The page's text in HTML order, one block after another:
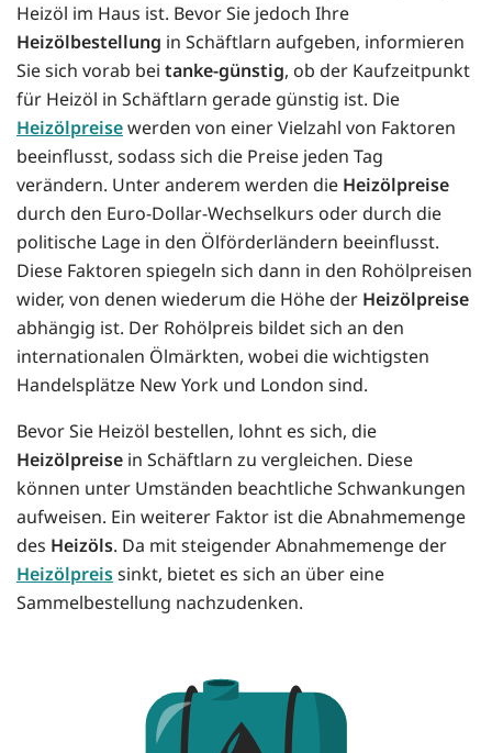
Heizöl im Haus ist. Bevor Sie jedoch Ihre
Heizölbestellung in Schäftlarn aufgeben, informieren
Sie sich vorab bei tanke-günstig, ob der Kaufzeitpunkt
für Heizöl in Schäftlarn gerade günstig ist. Die
Heizölpreisewerden von einer Vielzahl von Faktoren
beeinflusst, sodass sich die Preise jeden Tag
verändern. Unter anderem werden die Heizölpreise
durch den Euro-Dollar-Wechselkurs oder durch die
politische Lage in den Ölförderländern beeinflusst.
Diese Faktoren spiegeln sich dann in den Rohölpreisen
wider, von denen wiederum die Höhe der Heizölpreise
abhängig ist. Der Rohölpreis bildet sich an den
internationalen Ölmärkten, wobei die wichtigsten
Handelsplätze New York und London sind.
Bevor Sie Heizöl bestellen, lohnt es sich, die
Heizölpreise in Schäftlarn zu vergleichen. Diese
können unter Umständen beachtliche Schwankungen
aufweisen. Ein weiterer Faktor ist die Abnahmemenge
des Heizöls. Da mit steigender Abnahmemenge der
Heizölpreissinkt, bietet es sich an über eine
Sammelbestellung nachzudenken.